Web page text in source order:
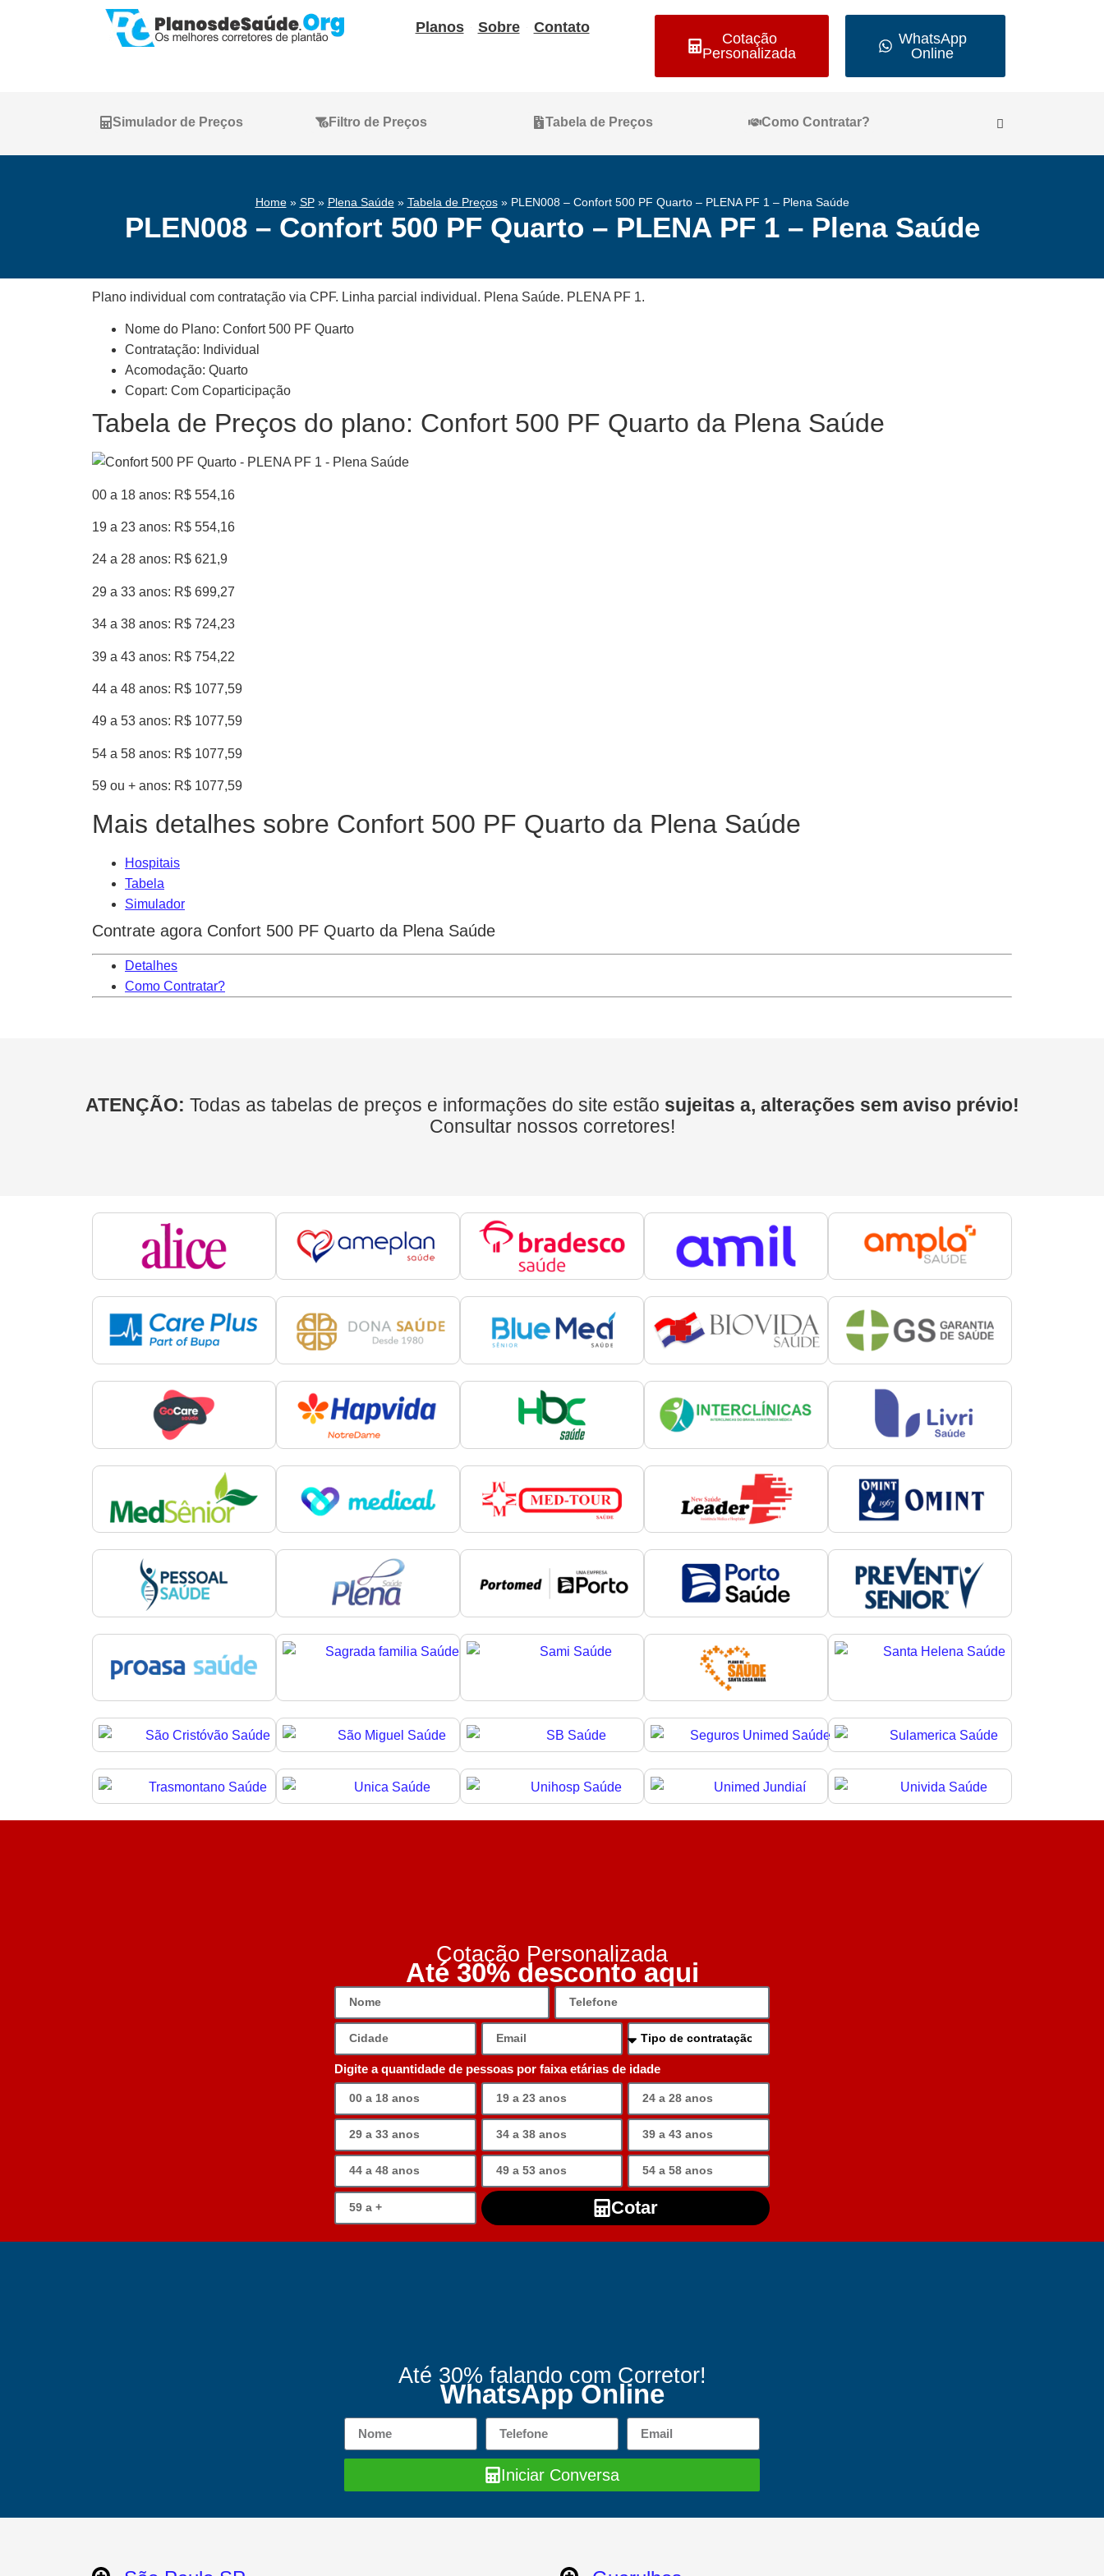
Planos Sobre Contato
Cotação
Personalizada
WhatsApp
Online
Simulador de Preços Filtro de Preços Tabela de Preços Como Contratar?
Home» SP» Plena Saúde​» Tabela de Preços» PLEN008 – Confort 500 PF Quarto – PLENA PF 1 – Plena Saúde
PLEN008 – Confort 500 PF Quarto – PLENA PF 1 – Plena Saúde
Plano individual com contratação via CPF. Linha parcial individual. Plena Saúde. PLENA PF 1.
Nome do Plano: Confort 500 PF Quarto
Contratação: Individual
Acomodação: Quarto
Copart: Com Coparticipação
Tabela de Preços do plano: Confort 500 PF Quarto da Plena Saúde
00 a 18 anos: R$ 554,16
19 a 23 anos: R$ 554,16
24 a 28 anos: R$ 621,9
29 a 33 anos: R$ 699,27
34 a 38 anos: R$ 724,23
39 a 43 anos: R$ 754,22
44 a 48 anos: R$ 1077,59
49 a 53 anos: R$ 1077,59
54 a 58 anos: R$ 1077,59
59 ou + anos: R$ 1077,59
Mais detalhes sobre Confort 500 PF Quarto da Plena Saúde
Hospitais
Tabela
Simulador
Contrate agora Confort 500 PF Quarto da Plena Saúde
Detalhes
Como Contratar?
ATENÇÃO: Todas as tabelas de preços e informações do site estão sujeitas a, alterações sem aviso prévio!
Consultar nossos corretores!
Cotação Personalizada
Até 30% desconto aqui
Digite a quantidade de pessoas por faixa etárias de idade
Cotar
Até 30% falando com Corretor!
WhatsApp Online
Iniciar Conversa